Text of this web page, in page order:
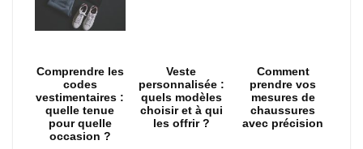
Comprendre les
codes
vestimentaires :
quelle tenue
pour quelle
occasion ?
Veste
personnalisée :
quels modèles
choisir et à qui
les offrir ?
Comment
prendre vos
mesures de
chaussures
avec précision